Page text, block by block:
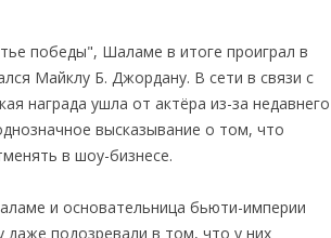
победы", Шаламе в итоге проиграл в
Майклу Б. Джордану. В сети в связи с
награда ушла от актёра из-за недавнего
высказывание о том, что
в шоу-бизнесе.
и основательница бьюти-империи
даже подозревали в том, что у них